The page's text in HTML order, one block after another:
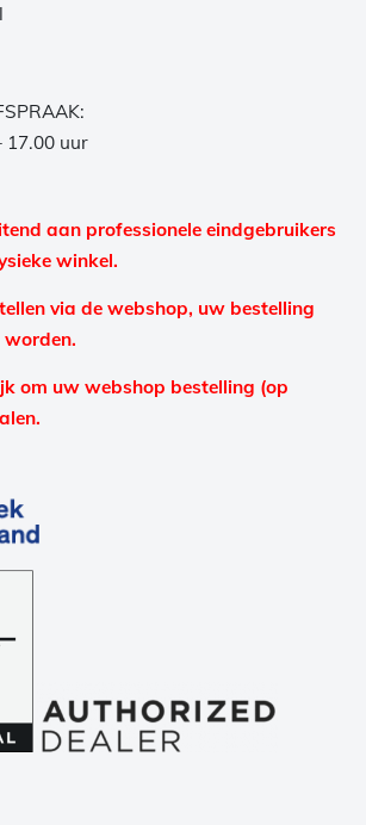
17.00 uur
aan professionele eindgebruikers
winkel.
via de webshop, uw bestelling
om uw webshop bestelling (op